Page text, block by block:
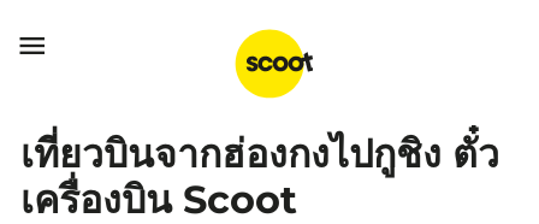

เที่ยวบินจากฮ่องกงไปกูชิง ตั๋ว
เครื่องบิน Scoot